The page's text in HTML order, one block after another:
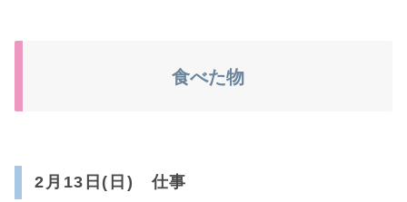
食べた物
2月13日(日) 仕事